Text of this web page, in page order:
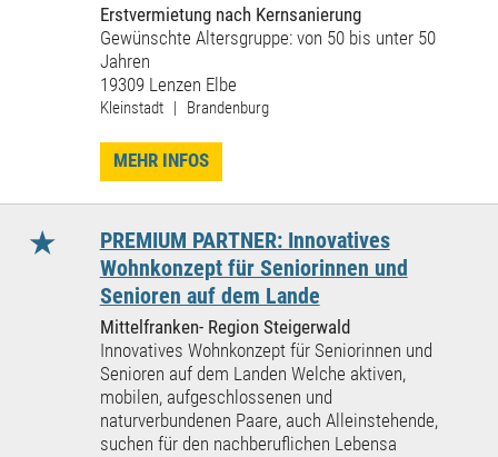
Erstvermietung nach Kernsanierung
Gewünschte Altersgruppe: von 50 bis unter 50
Jahren
19309 Lenzen Elbe
Kleinstadt | Brandenburg
MEHR INFOS
★
PREMIUM PARTNER: Innovatives
Wohnkonzept für Seniorinnen und
Senioren auf dem Lande
Mittelfranken- Region Steigerwald
Innovatives Wohnkonzept für Seniorinnen und
Senioren auf dem Landen Welche aktiven,
mobilen, aufgeschlossenen und
naturverbundenen Paare, auch Alleinstehende,
suchen für den nachberuflichen Lebensa